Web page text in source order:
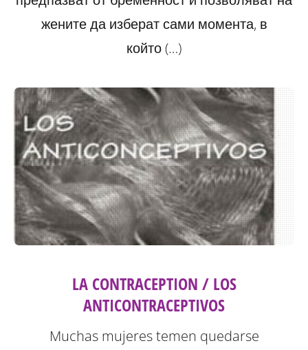
жените да изберат сами момента, в
който (…)
LA CONTRACEPTION / LOS
ANTICONTRACEPTIVOS
Muchas mujeres temen quedarse